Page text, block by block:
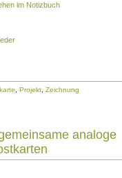
im Notizbuch
Projekt Zeichnung
analoge